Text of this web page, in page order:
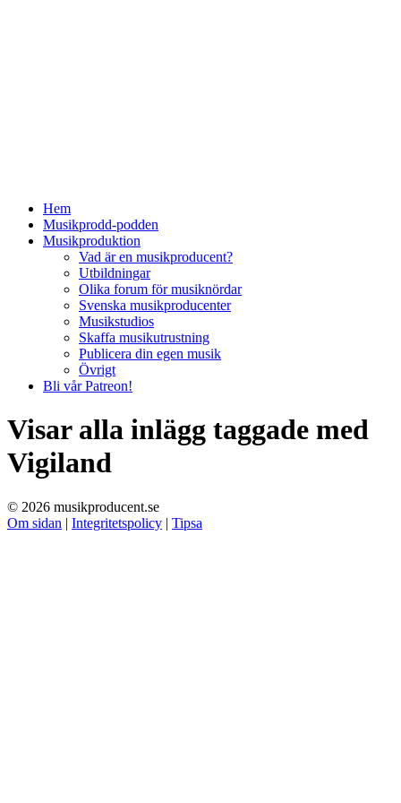
Hem
Musikprodd-podden
Musikproduktion
Vad är en musikproducent?
Utbildningar
Olika forum för musiknördar
Svenska musikproducenter
Musikstudios
Skaffa musikutrustning
Publicera din egen musik
Övrigt
Bli vår Patreon!
Visar alla inlägg taggade med
Vigiland
© 2026 musikproducent.se
Om sidan | Integritetspolicy | Tipsa